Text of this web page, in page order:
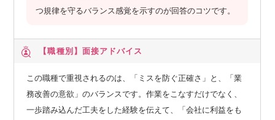
つ規律を守るバランス感覚を示すのが回答のコツです。
【職種別】 面接アドバイス
この職種で重視されるのは、「ミスを防ぐ正確さ」と、「業
務改善の意欲」のバランスです。作業をこなすだけでなく、
一歩踏み込んだ工夫をした経験を伝えて、「会社に利益をも